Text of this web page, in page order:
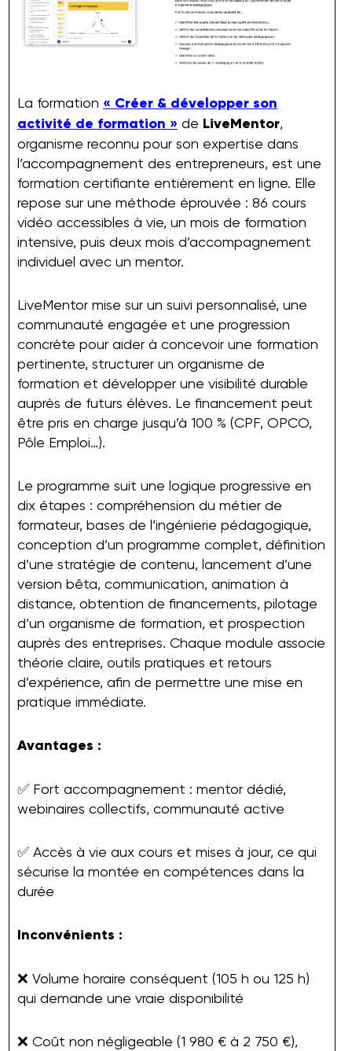
La formation « Créer & développer son
activité de formation » de LiveMentor,
organisme reconnu pour son expertise dans
l’accompagnement des entrepreneurs, est une
formation certifiante entièrement en ligne. Elle
repose sur une méthode éprouvée : 86 cours
vidéo accessibles à vie, un mois de formation
intensive, puis deux mois d’accompagnement
individuel avec un mentor.
LiveMentor mise sur un suivi personnalisé, une
communauté engagée et une progression
concrète pour aider à concevoir une formation
pertinente, structurer un organisme de
formation et développer une visibilité durable
auprès de futurs élèves. Le financement peut
être pris en charge jusqu’à 100 % (CPF, OPCO,
Pôle Emploi…).
Le programme suit une logique progressive en
dix étapes : compréhension du métier de
formateur, bases de l’ingénierie pédagogique,
conception d’un programme complet, définition
d’une stratégie de contenu, lancement d’une
version bêta, communication, animation à
distance, obtention de financements, pilotage
d’un organisme de formation, et prospection
auprès des entreprises. Chaque module associe
théorie claire, outils pratiques et retours
d’expérience, afin de permettre une mise en
pratique immédiate.
Avantages :
✅ Fort accompagnement : mentor dédié,
webinaires collectifs, communauté active
✅ Accès à vie aux cours et mises à jour, ce qui
sécurise la montée en compétences dans la
durée
Inconvénients :
❌ Volume horaire conséquent (105 h ou 125 h)
qui demande une vraie disponibilité
❌ Coût non négligeable (1 980 € à 2 750 €),